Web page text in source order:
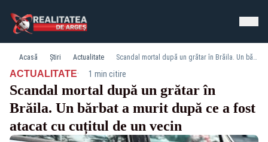
Acasă Știri Actualitate Scandal mortal după un grătar în Brăila. Un bărbat a murit după ce a fost atacat cu cuțitul de un vecin
ACTUALITATE· 1 min citire
Scandal mortal după un grătar în
Brăila. Un bărbat a murit după ce a fost
atacat cu cuțitul de un vecin